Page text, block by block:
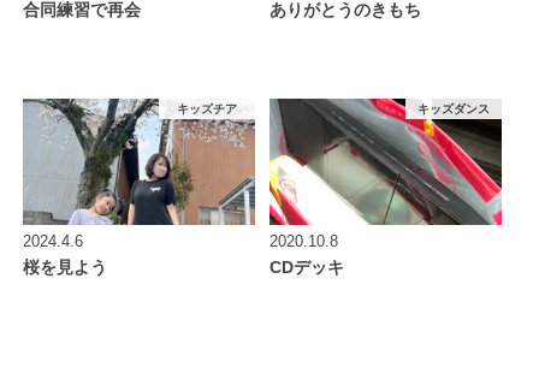
合同練習で再会 ありがとうのきもち
キッズチア
2024.4.6
桜を見よう
キッズダンス
2020.10.8
CDデッキ